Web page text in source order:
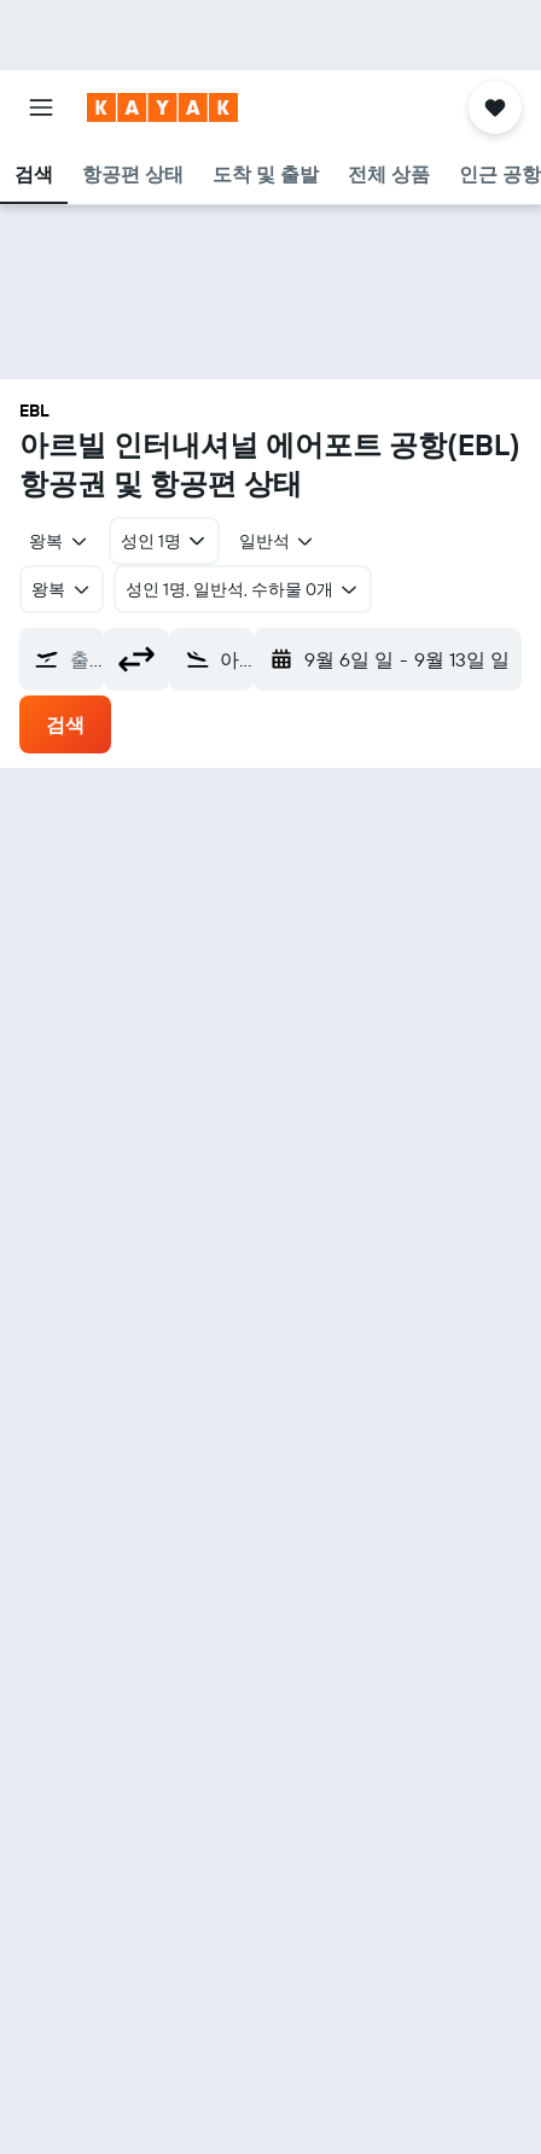
검색 항공편 상태 도착 및 출발 전체 상품 인근 공항
EBL
아르빌 인터내셔널 에어포트 공항(EBL)
항공권 및 항공편 상태
왕복 성인 1명 일반석
왕복 ​성인 1명, 일반석, 수하물 0개
출발지 아르빌 인터내셔널 에어포트 (EBL) 9월 6일 일 - 9월 13일 일
검색